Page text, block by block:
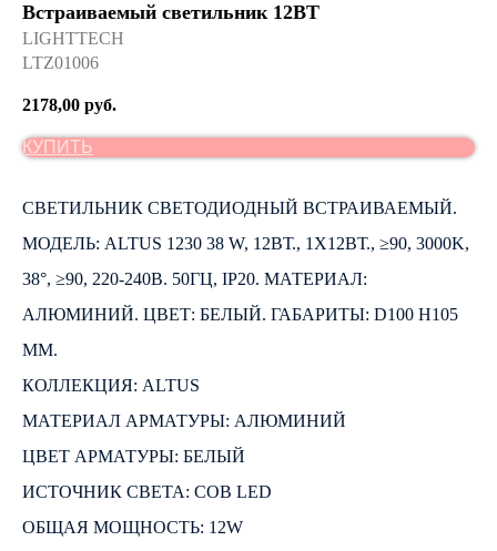
Встраиваемый светильник 12ВТ
LIGHTTECH
LTZ01006
2178,00 руб.
КУПИТЬ
СВЕТИЛЬНИК СВЕТОДИОДНЫЙ ВСТРАИВАЕМЫЙ.
МОДЕЛЬ: ALTUS 1230 38 W, 12ВТ., 1Х12ВТ., ≥90, 3000K,
38°, ≥90, 220-240В. 50ГЦ, IP20. МАТЕРИАЛ:
АЛЮМИНИЙ. ЦВЕТ: БЕЛЫЙ. ГАБАРИТЫ: D100 H105
ММ.
КОЛЛЕКЦИЯ: ALTUS
МАТЕРИАЛ АРМАТУРЫ: АЛЮМИНИЙ
ЦВЕТ АРМАТУРЫ: БЕЛЫЙ
ИСТОЧНИК СВЕТА: COB LED
ОБЩАЯ МОЩНОСТЬ: 12W